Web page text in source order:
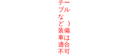
テー
ブル
な
ど)
装備
車は
適合
不可